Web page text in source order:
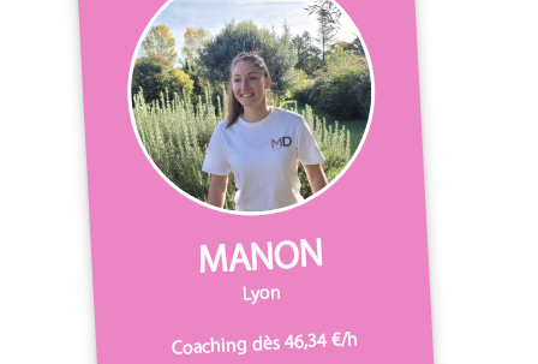
MANON
Lyon
Coaching dès 46,34 €/h